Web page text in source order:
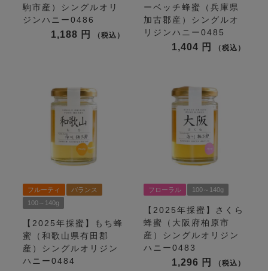
駒市産）シングルオリ
ジンハニー0486
1,188 税込
ーベッチ蜂蜜（兵庫県
加古郡産）シングルオ
リジンハニー0485
1,404 税込
フルーティ
バランス
100～140g
【2025年採蜜】もち蜂
蜜（和歌山県有田郡
産）シングルオリジン
ハニー0484
フローラル 100～140g
【2025年採蜜】さくら
蜂蜜（大阪府柏原市
産）シングルオリジン
ハニー0483
1,296 税込